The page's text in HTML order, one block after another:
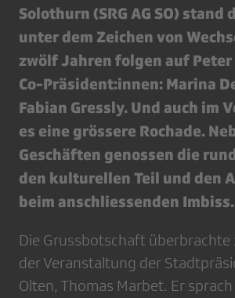
Solothurn (SRG AG SO) stand
unter dem Zeichen von
zwölf Jahren folgen auf Peter
Co-Präsident:innen: Marina
Fabian Gressly. Und auch im
es eine grössere Rochade.
Geschäften genossen die
den kulturellen Teil und den
beim anschliessenden Imbiss.
Die Grussbotschaft
der Veranstaltung der
Olten, Thomas Marbet. Er